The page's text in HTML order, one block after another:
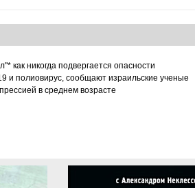
как никогда подвергается опасности
и полиовирус, сообщают израильские ученые
в среднем возрасте